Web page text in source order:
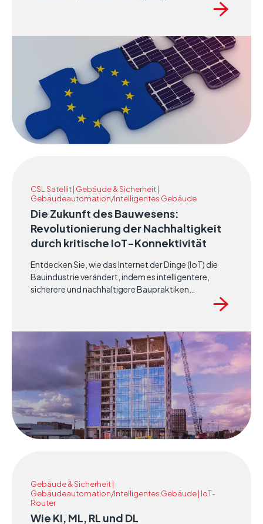
künstliche Intelligenz. Es wurde im Juni 2024 offiziell
verabschiedet und trat im Sommer desselben Jahres
Verpflichtungen über einen Zeitraum von 24 bis 36
Monaten in Kraft. Diese Gesetzgebung schafft einen
robusten Rahmen, um sicherzustellen, dass KI-
Systeme, die innerhalb der EU entwickelt, eingesetzt
und genutzt werden, strengen Maßnahmen zum
Schutz der Grundrechte, zur Förderung von
Innovation und zur Gewährleistung der öffentlichen
Sicherheit unterliegen.
CSL Satellit | Gebäude & Sicherheit |
Gebäudeautomation/Intelligentes Gebäude
Die Zukunft des Bauwesens:
Revolutionierung der Nachhaltigkeit
durch kritische IoT-Konnektivität
Entdecken Sie, wie das Internet der Dinge (IoT) die
Bauindustrie verändert, indem es intelligentere,
sicherere und nachhaltigere Baupraktiken
ermöglicht. Von der Echtzeitüberwachung bis hin zur
Gebäude & Sicherheit |
Gebäudeautomation/Intelligentes Gebäude | IoT-
Router
Wie KI, ML, RL und DL